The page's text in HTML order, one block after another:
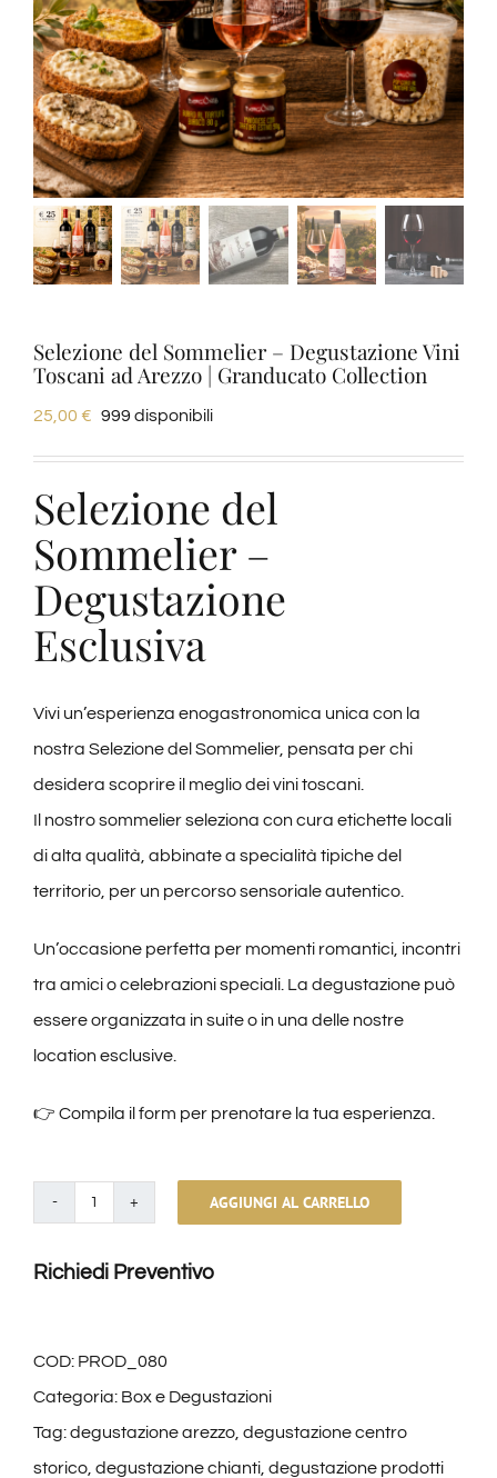
Degustazioni
Servizi
Wine Tasting
Blog
Selezione del Sommelier – Degustazione Vini
Toscani ad Arezzo | Granducato Collection
25,00 € 999 disponibili
Selezione del
Sommelier –
Degustazione
Esclusiva
Vivi un’esperienza enogastronomica unica con la
nostra Selezione del Sommelier, pensata per chi
desidera scoprire il meglio dei vini toscani.
Il nostro sommelier seleziona con cura etichette locali
di alta qualità, abbinate a specialità tipiche del
territorio, per un percorso sensoriale autentico.
Un’occasione perfetta per momenti romantici, incontri
tra amici o celebrazioni speciali. La degustazione può
essere organizzata in suite o in una delle nostre
location esclusive.
👉 Compila il form per prenotare la tua esperienza.
Degustazione
Vini
Toscani
ad
AGGIUNGI AL CARRELLO
Richiedi Preventivo
COD: PROD_080
Categoria: Box e Degustazioni
Tag:degustazione arezzo degustazione centro
storico degustazione chianti degustazione prodotti